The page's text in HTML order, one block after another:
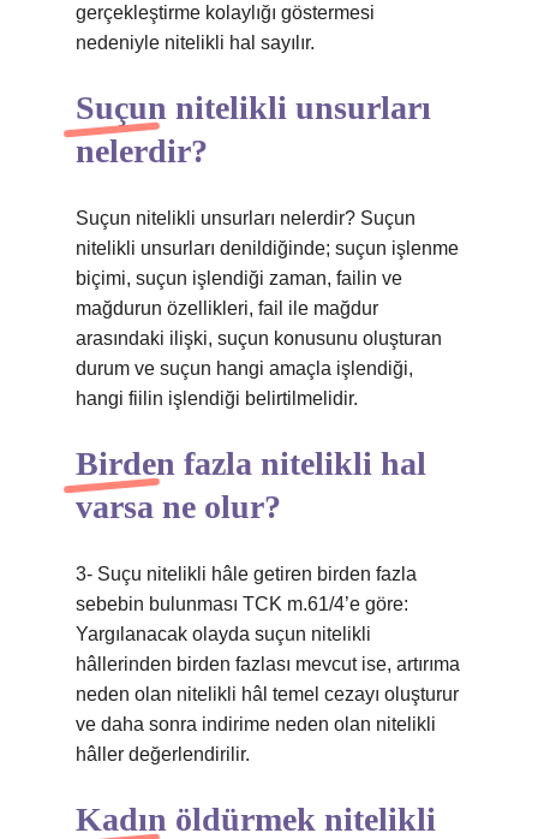
gerçekleştirme kolaylığı göstermesi
nedeniyle nitelikli hal sayılır.
Suçun nitelikli unsurları
nelerdir?
Suçun nitelikli unsurları nelerdir? Suçun
nitelikli unsurları denildiğinde; suçun işlenme
biçimi, suçun işlendiği zaman, failin ve
mağdurun özellikleri, fail ile mağdur
arasındaki ilişki, suçun konusunu oluşturan
durum ve suçun hangi amaçla işlendiği,
hangi fiilin işlendiği belirtilmelidir.
Birden fazla nitelikli hal
varsa ne olur?
3- Suçu nitelikli hâle getiren birden fazla
sebebin bulunması TCK m.61/4’e göre:
Yargılanacak olayda suçun nitelikli
hâllerinden birden fazlası mevcut ise, artırıma
neden olan nitelikli hâl temel cezayı oluşturur
ve daha sonra indirime neden olan nitelikli
hâller değerlendirilir.
Kadın öldürmek nitelikli